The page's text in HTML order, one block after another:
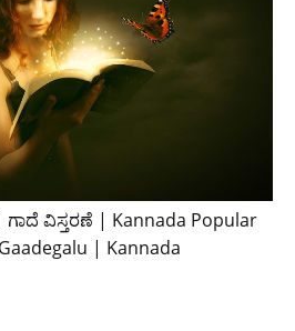
ವಿಸ್ತರಣೆ | Kannada Popular
| Kannada